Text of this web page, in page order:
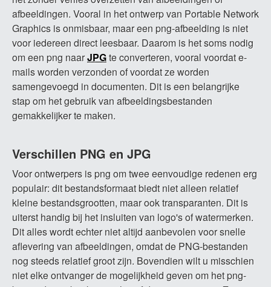
afbeeldingen. Vooral in het ontwerp van Portable Network
Graphics is onmisbaar, maar een png-afbeelding is niet
voor iedereen direct leesbaar. Daarom is het soms nodig
om een ​​png naarJPGte converteren, vooral voordat e-
mails worden verzonden of voordat ze worden
samengevoegd in documenten. Dit is een belangrijke
stap om het gebruik van afbeeldingsbestanden
gemakkelijker te maken.
Verschillen PNG en JPG
Voor ontwerpers is png om twee eenvoudige redenen erg
populair: dit bestandsformaat biedt niet alleen relatief
kleine bestandsgrootten, maar ook transparanten. Dit is
uiterst handig bij het insluiten van logo's of watermerken.
Dit alles wordt echter niet altijd aanbevolen voor snelle
aflevering van afbeeldingen, omdat de PNG-bestanden
nog steeds relatief groot zijn. Bovendien wilt u misschien
niet elke ontvanger de mogelijkheid geven om het png-